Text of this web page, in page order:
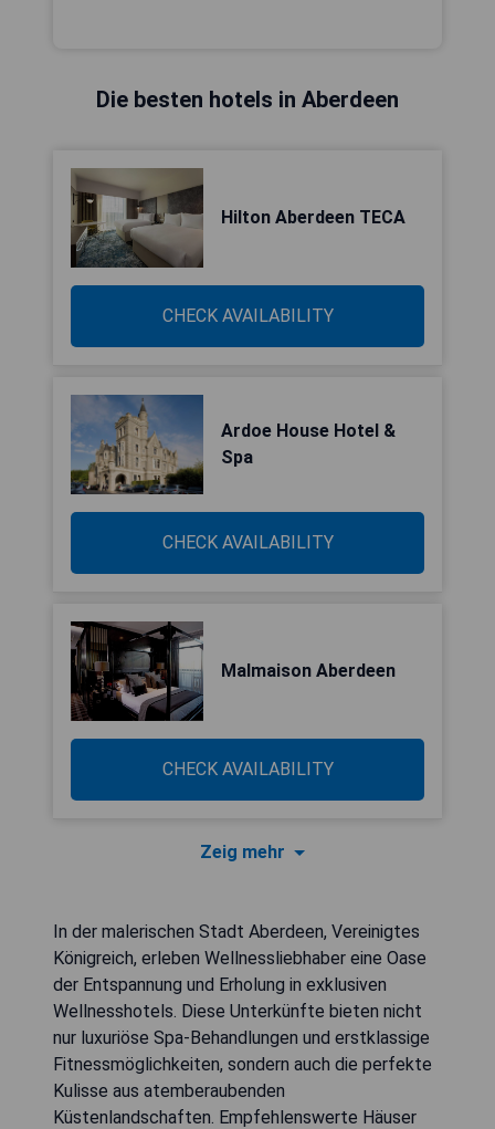
Die besten hotels in Aberdeen
Hilton Aberdeen TECA
CHECK AVAILABILITY
Ardoe House Hotel &
Spa
CHECK AVAILABILITY
Malmaison Aberdeen
CHECK AVAILABILITY
Zeig mehr
In der malerischen Stadt Aberdeen, Vereinigtes
Königreich, erleben Wellnessliebhaber eine Oase
der Entspannung und Erholung in exklusiven
Wellnesshotels. Diese Unterkünfte bieten nicht
nur luxuriöse Spa-Behandlungen und erstklassige
Fitnessmöglichkeiten, sondern auch die perfekte
Kulisse aus atemberaubenden
Küstenlandschaften. Empfehlenswerte Häuser